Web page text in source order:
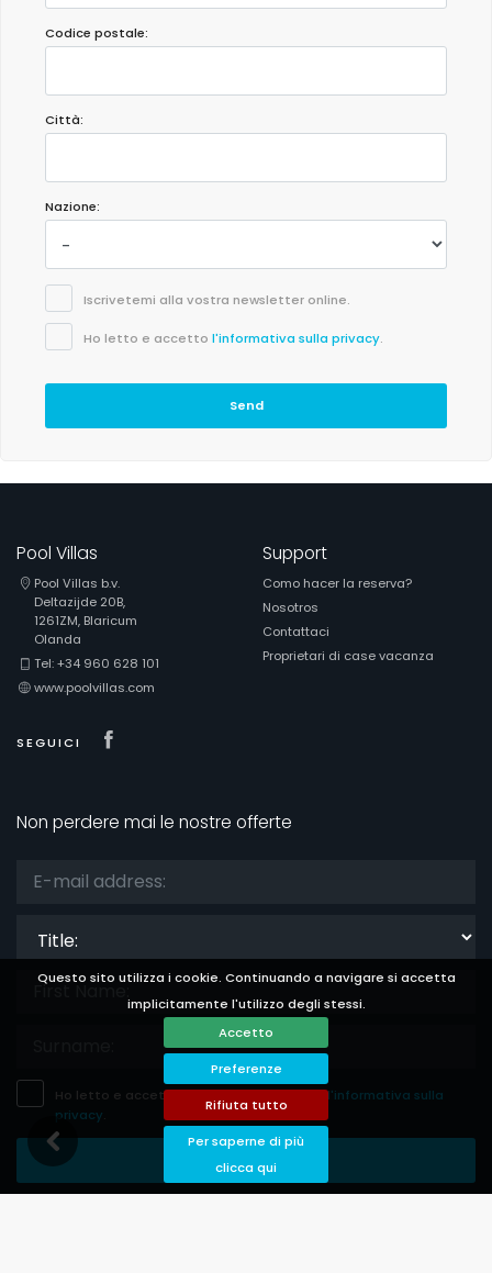
Questo sito utilizza i cookie. Continuando a navigare si accetta
implicitamente l'utilizzo degli stessi.
Accetto
Preferenze
Rifiuta tutto
Per saperne di più
clicca qui
Codice postale:
Città:
Nazione:
Iscrivetemi alla vostra newsletter online.
Ho letto e accetto l'informativa sulla privacy.
Send
Pool Villas
Pool Villas b.v.
Deltazijde 20B,
1261ZM, Blaricum
Olanda
Tel: +34 960 628 101
www.poolvillas.com
SEGUICI
Support
Como hacer la reserva?
Nosotros
Contattaci
Proprietari di case vacanza
Non perdere mai le nostre offerte
Ho letto e accettol'informativa legaleel'informativa sulla
privacy
Salva Abbonamento